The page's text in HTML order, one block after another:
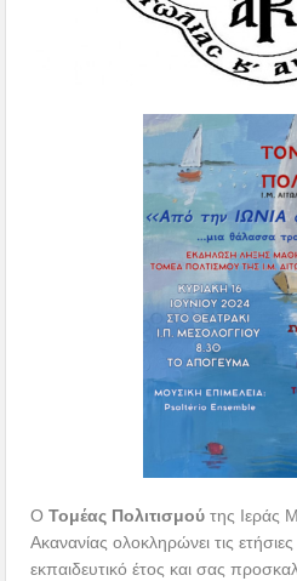
OΤομέας Πολιτισμού της Ιεράς
Ακανανίας ολοκληρώνει τις
εκπαιδευτικό έτος και σας